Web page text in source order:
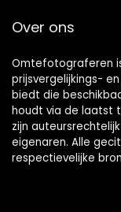
Over ons
Omtefotograferen
prijsvergelijkings-
biedt die
houdt via de laatst
zijn
eigenaren. Alle
respectievelijke